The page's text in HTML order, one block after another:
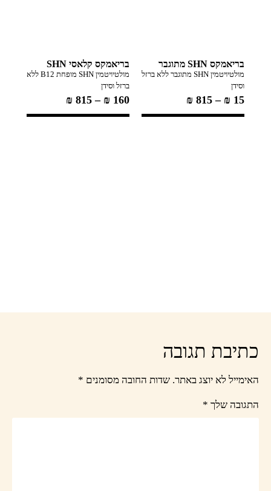
בריאמקס SHN מתוגבר
מולטיויטמין SHN מתוגבר ללא ברזל
וסידן
₪ 15
–
₪ 815
בריאמקס קלאסי SHN
מולטיויטמין SHN מופחת B12 ללא
ברזל וסידן
₪ 160
–
₪ 815
כתיבת תגובה
האימייל לא יוצג באתר. שדות החובה מסומנים *
התגובה שלך*